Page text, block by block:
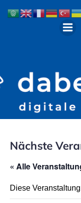
Nächste
« Alle
Diese